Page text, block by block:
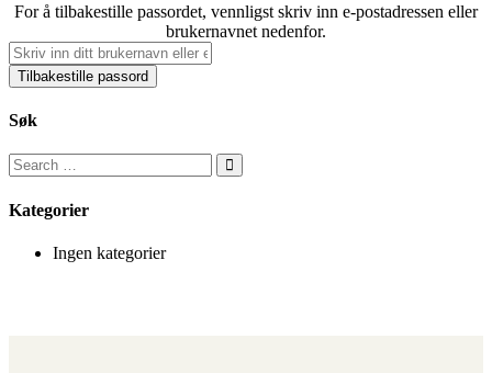
For å tilbakestille passordet, vennligst skriv inn e-postadressen eller
brukernavnet nedenfor.
Søk
Kategorier
Ingen kategorier